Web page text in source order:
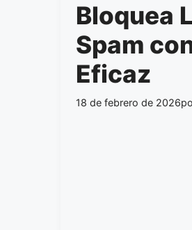
Bloquea
Spam
Eficaz
18 de febrero de 2026